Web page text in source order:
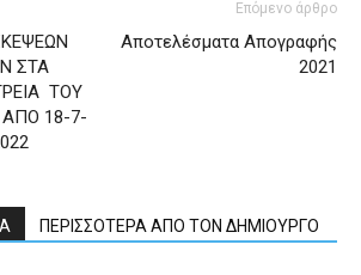
ΣΤΑ
ΤΟΥ
18-7-
Επόμενο άρθρο
Αποτελέσματα Απογραφής
2021
ΠΕΡΙΣΣΟΤΕΡΑ ΑΠΟ ΤΟΝ ΔΗΜΙΟΥΡΓΟ